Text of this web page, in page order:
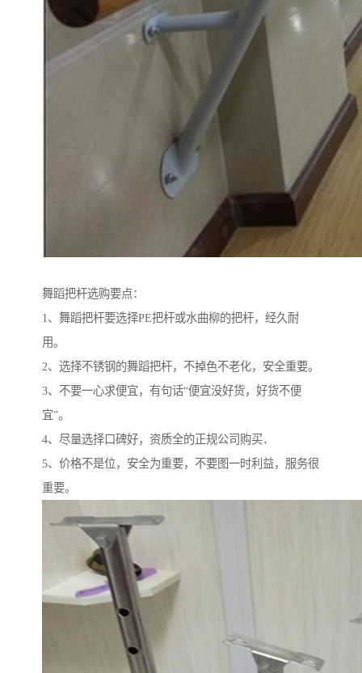
舞蹈把杆选购要点：
1、舞蹈把杆要选择PE把杆或水曲柳的把杆，经久耐
用。
2、选择不锈钢的舞蹈把杆，不掉色不老化，安全重要。
3、不要一心求便宜，有句话“便宜没好货，好货不便
宜”。
4、尽量选择口碑好，资质全的正规公司购买．
5、价格不是位，安全为重要，不要图一时利益，服务很
重要。